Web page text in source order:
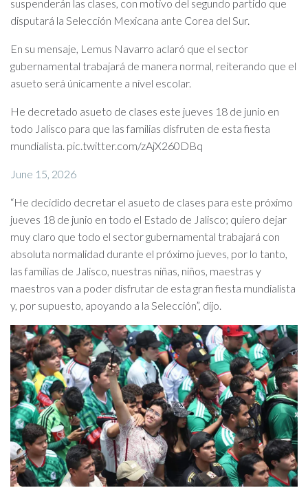
suspenderán las clases, con motivo del segundo partido que
disputará la Selección Mexicana ante Corea del Sur.
En su mensaje, Lemus Navarro aclaró que el sector
gubernamental trabajará de manera normal, reiterando que el
asueto será únicamente a nivel escolar.
He decretado asueto de clases este jueves 18 de junio en
todo Jalisco para que las familias disfruten de esta fiesta
mundialista. pic.twitter.com/zAjX260DBq
June 15, 2026
“He decidido decretar el asueto de clases para este próximo
jueves 18 de junio en todo el Estado de Jalisco; quiero dejar
muy claro que todo el sector gubernamental trabajará con
absoluta normalidad durante el próximo jueves, por lo tanto,
las familias de Jalisco, nuestras niñas, niños, maestras y
maestros van a poder disfrutar de esta gran fiesta mundialista
y, por supuesto, apoyando a la Selección”, dijo.